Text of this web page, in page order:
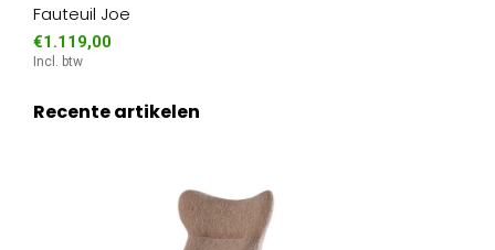
Fauteuil Joe
€1.119,00
Incl. btw
Recente artikelen